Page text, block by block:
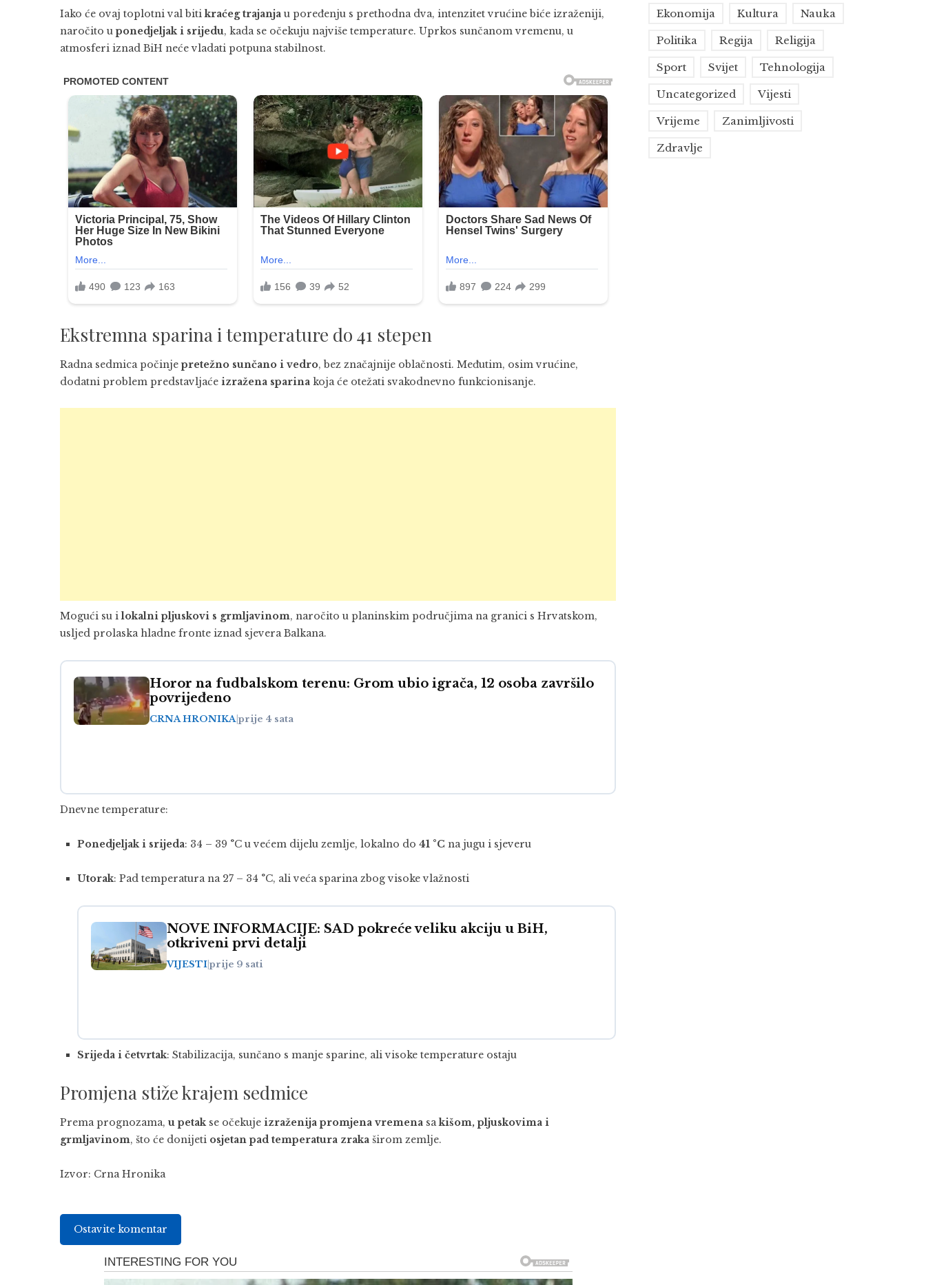
Iako će ovaj toplotni val bitikraćeg trajanja u poređenju s prethodna dva, intenzitet vrućine biće izraženiji,
naročito u ponedjeljak i srijedu, kada se očekuju najviše temperature. Uprkos sunčanom vremenu, u
atmosferi iznad BiH neće vladati potpuna stabilnost.
Ekstremna sparina i temperature do 41 stepen
Radna sedmica počinje pretežno sunčano i vedro, bez značajnije oblačnosti. Međutim, osim vrućine,
dodatni problem predstavljaće izražena sparina koja će otežati svakodnevno funkcionisanje.
Mogući su ilokalni pljuskovi s grmljavinom, naročito u planinskim područjima na granici s Hrvatskom,
usljed prolaska hladne fronte iznad sjevera Balkana.
Horor na fudbalskom terenu: Grom ubio igrača, 12 osoba završilo
povrijeđeno
CRNA HRONIKAprije 4 sata
Dnevne temperature:
Ponedjeljak i srijeda: 34 – 39 °C u većem dijelu zemlje, lokalno do 41 °C na jugu i sjeveru
Utorak: Pad temperatura na 27 – 34 °C, ali veća sparina zbog visoke vlažnosti
NOVE INFORMACIJE: SAD pokreće veliku akciju u BiH,
otkriveni prvi detalji
VIJESTIprije 9 sati
Srijeda i četvrtak: Stabilizacija, sunčano s manje sparine, ali visoke temperature ostaju
Promjena stiže krajem sedmice
Prema prognozama, u petakse očekuje izraženija promjena vremena sakišom, pljuskovima i
grmljavinom, što će donijeti osjetan pad temperatura zraka širom zemlje.
Izvor: Crna Hronika
Ostavite komentar
Ekonomija Kultura Nauka
Politika Regija Religija
Sport Svijet Tehnologija
Uncategorized Vijesti
Vrijeme Zanimljivosti
Zdravlje